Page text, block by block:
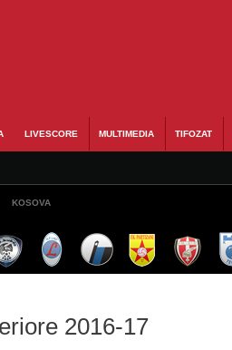
LIVESCORE MULTIMEDIA TIFOZAT
KOSOVA
2016-17